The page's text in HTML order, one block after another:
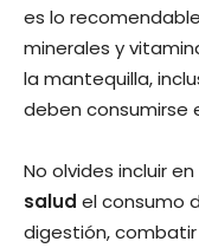
es lo
minerales y
la mantequilla,
deben consumirse
No olvides incluir
salud el consumo
digestión,